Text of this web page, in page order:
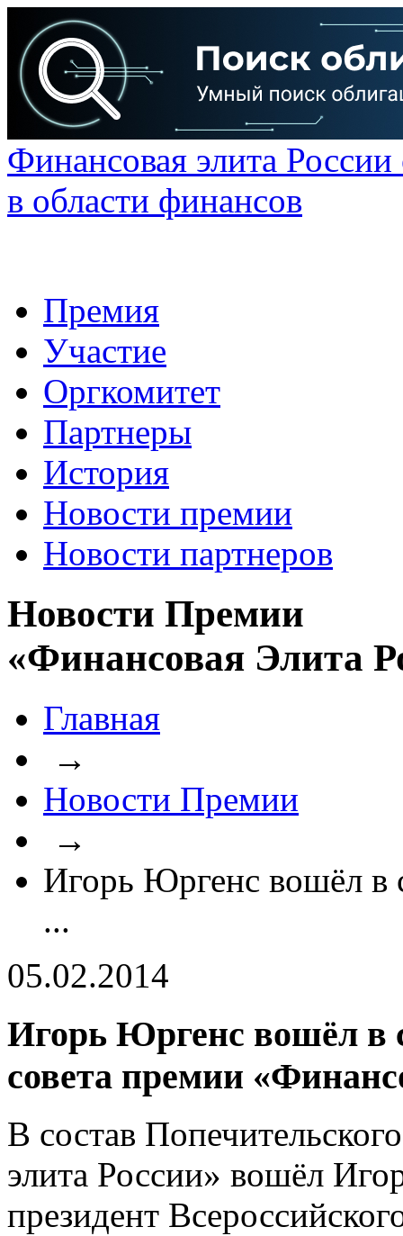
Финансовая элита
в области финансов
Премия
Участие
Оргкомитет
Партнеры
История
Новости премии
Новости партнеров
Новости Премии
«Финансовая Элита
Главная
→
Новости Премии
→
Игорь Юргенс вошёл в
...
05.02.2014
Игорь Юргенс вошёл в
совета премии
В состав
элита России» вошёл
президент